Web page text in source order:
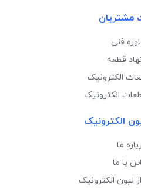
مشتریان
فنی
قطعه
الکترونیک
الکترونیک
الکترونیک
ما
با ما
لیون الکترونیک